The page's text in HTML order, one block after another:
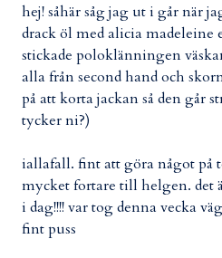
hej! såhär såg jag ut i går när
drack öl med alicia madeleine
stickade poloklänningen
alla från second hand och
på att korta jackan så den går
tycker ni?)
iallafall. fint att göra något på
mycket fortare till helgen. det
i dag!!!! var tog denna vecka
fint puss